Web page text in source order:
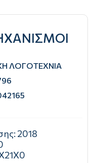
ΛΟΓΟΤΕΧΝΙΑ
2018